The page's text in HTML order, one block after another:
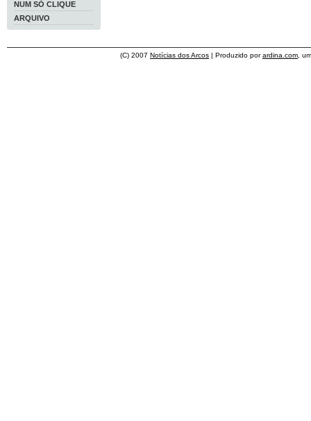
NUM SÓ CLIQUE
ARQUIVO
(C) 2007 Notícias dos Arcos | Produzido porardina.com ,